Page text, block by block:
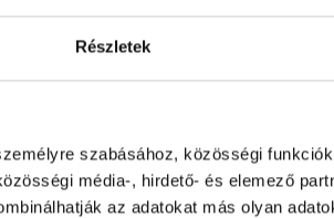
Részletek
szabásához, közösségi
média-, hirdető- és elemező
az adatokat más olyan